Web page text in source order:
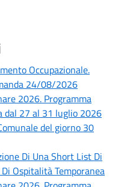
Occupazionale.
24/08/2026
2026. Programma
dal 27 al 31 luglio 2026
del giorno 30
Di Una Short List Di
Ospitalità Temporanea